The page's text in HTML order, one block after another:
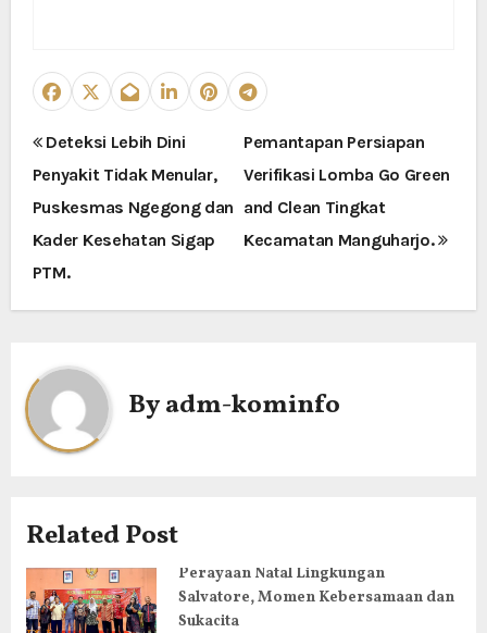
N
a
v
i
g
a
s
i
o
s
Deteksi Lebih Dini
Penyakit Tidak Menular,
Puskesmas Ngegong dan
Kader Kesehatan Sigap
PTM.
Pemantapan Persiapan
Verifikasi Lomba Go Green
and Clean Tingkat
Kecamatan Manguharjo.
Byadm-kominfo
Related Post
Perayaan Natal Lingkungan
Salvatore, Momen Kebersamaan dan
Sukacita